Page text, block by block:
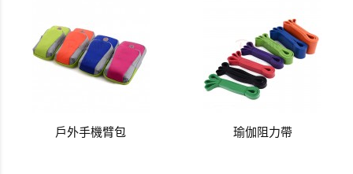
戶外手機臂包 瑜伽阻力帶